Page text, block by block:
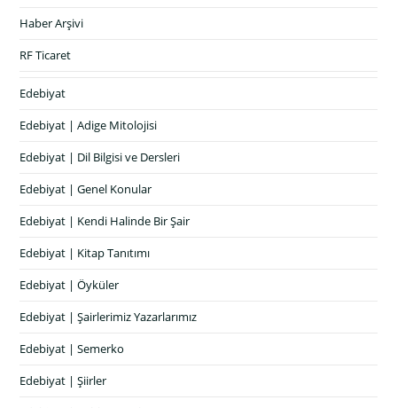
Haber Arşivi
RF Ticaret
Edebiyat
Edebiyat | Adige Mitolojisi
Edebiyat | Dil Bilgisi ve Dersleri
Edebiyat | Genel Konular
Edebiyat | Kendi Halinde Bir Şair
Edebiyat | Kitap Tanıtımı
Edebiyat | Öyküler
Edebiyat | Şairlerimiz Yazarlarımız
Edebiyat | Semerko
Edebiyat | Şiirler